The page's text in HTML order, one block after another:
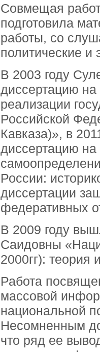
Совмещая
подготовила
работы, со
политические и
В 2003 году
диссертацию
реализации
Российской
Кавказа)», в
диссертацию
России:
диссертации
федеративных
В 2009 году
Саидовны
2000гг): теория
Работа
массовой
национальной
Несомненным
что ряд ее